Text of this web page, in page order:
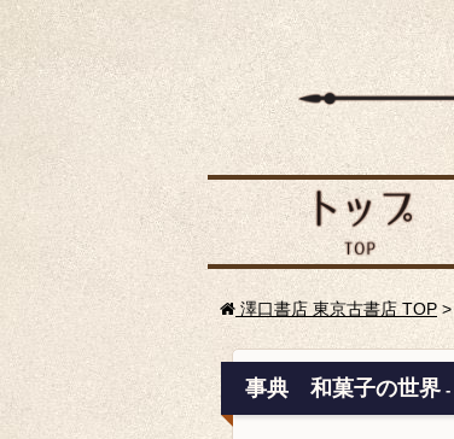
澤口書店 東京古書店 TOP >
事典 和菓子の世界 -